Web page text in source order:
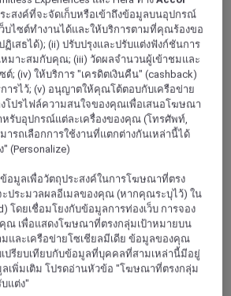
ะสงค์ที่จะจัดเก็บหรือเข้าถึงข้อมูลบนอุปกรณ์
บไซต์ทำงานได้และให้บริการตามที่คุณร้องขอ
เสธได้); (ii) ปรับปรุงและปรับแต่งฟังก์ชันการ
หมาะสมกับคุณ; (iii) วัดผลจำนวนผู้เข้าชมและ
; (iv) ให้บริการ "เครดิตเงินคืน" (cashback)
รไว้; (v) อนุญาตให้คุณโต้ตอบกับเครือข่าย
งโปรไฟล์ความสนใจของคุณเพื่อเสนอโฆษณา
หรับอุปกรณ์แต่ละเครื่องของคุณ (โทรศัพท์,
ารถเลือกการใช้งานที่แตกต่างกันเหล่านี้ได้
(Personalize)
มูลเพื่อวัตถุประสงค์ในการโฆษณาที่ตรง
ะประมวลผลอีเมลของคุณ (หากคุณระบุไว้) ใน
โดยเชื่อมโยงกับข้อมูลการท่องเว็บ การจอง
ณ เพื่อแสดงโฆษณาที่ตรงกลุ่มเป้าหมายบน
และเครือข่ายโซเชียลมีเดีย ข้อมูลของคุณ
ปรียบเทียบกับข้อมูลที่บุคคลที่สามเหล่านี้มีอยู่
เพิ่มเติม โปรดอ่านหัวข้อ "โฆษณาที่ตรงกลุ่ม
แต่ง"